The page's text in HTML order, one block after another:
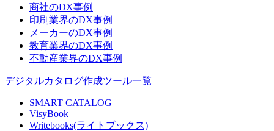
商社のDX事例
印刷業界のDX事例
メーカーのDX事例
教育業界のDX事例
不動産業界のDX事例
デジタルカタログ作成ツール一覧
SMART CATALOG
VisyBook
Writebooks(ライトブックス)